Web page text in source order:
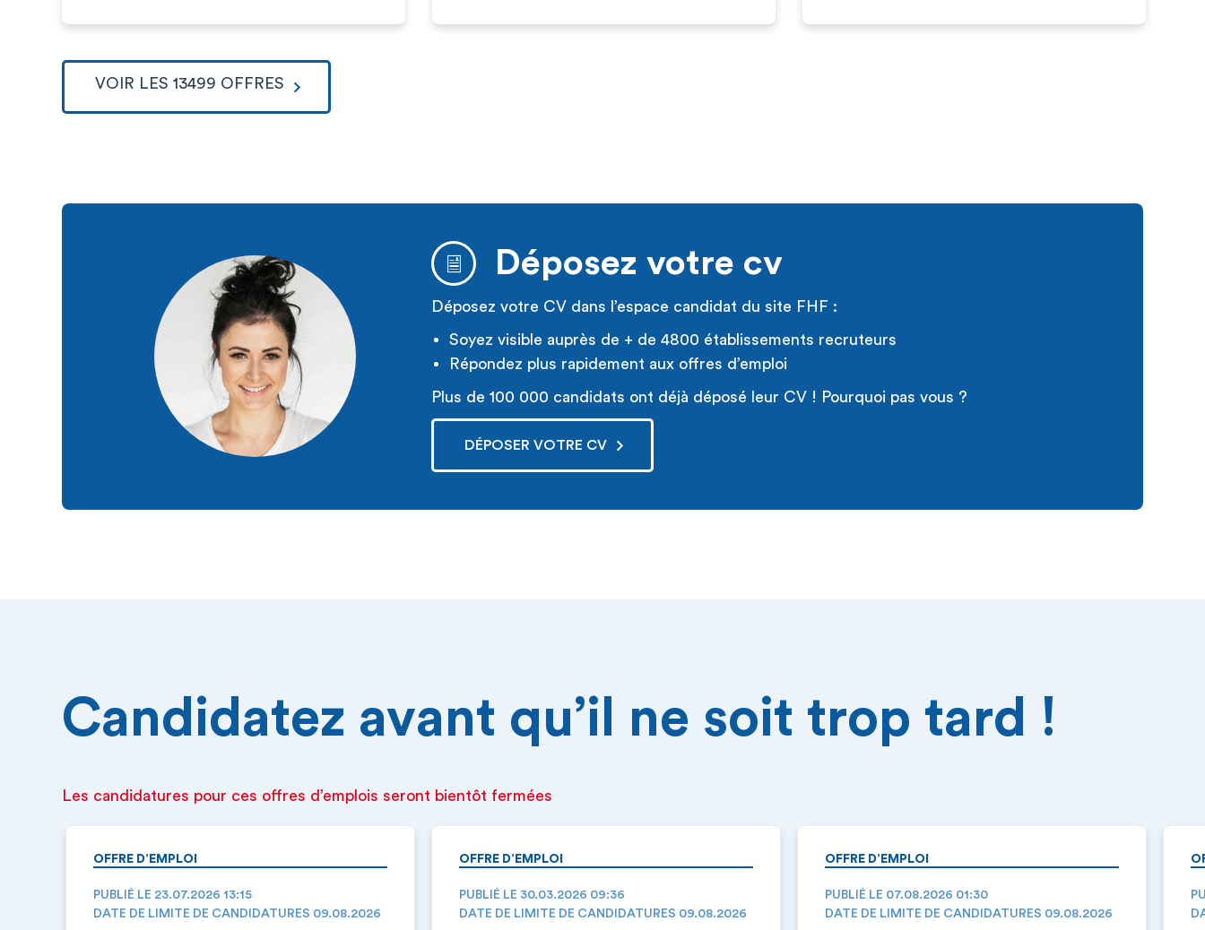
VOIR LES 13499 OFFRES
Déposez votre cv
Déposez votre CV dans l’espace candidat du site FHF :
Soyez visible auprès de + de 4800 établissements recruteurs
Répondez plus rapidement aux offres d’emploi
Plus de 100 000 candidats ont déjà déposé leur CV ! Pourquoi pas vous ?
DÉPOSER VOTRE CV
Candidatez avant qu’il ne soit trop tard !
Les candidatures pour ces offres d’emplois seront bientôt fermées
OFFRE D’EMPLOI
PUBLIÉ LE 23.07.2026 13:15
DATE DE LIMITE DE CANDIDATURES 09.08.2026
OFFRE D’EMPLOI
PUBLIÉ LE 30.03.2026 09:36
DATE DE LIMITE DE CANDIDATURES 09.08.2026
OFFRE D’EMPLOI
PUBLIÉ LE 07.08.2026 01:30
DATE DE LIMITE DE CANDIDATURES 09.08.2026